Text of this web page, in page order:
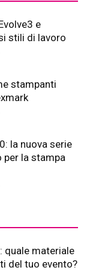
e
stili di lavoro
stampanti
la nuova serie
per la stampa
quale materiale
del tuo evento?